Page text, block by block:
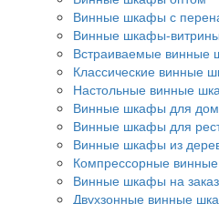
Винные шкафы с
Винные шкафы-витрины
Встраиваемые винные
Классические винные
Настольные винные
Винные шкафы для
Винные шкафы для
Винные шкафы из
Компрессорные
Винные шкафы на заказ
Двухзонные винные